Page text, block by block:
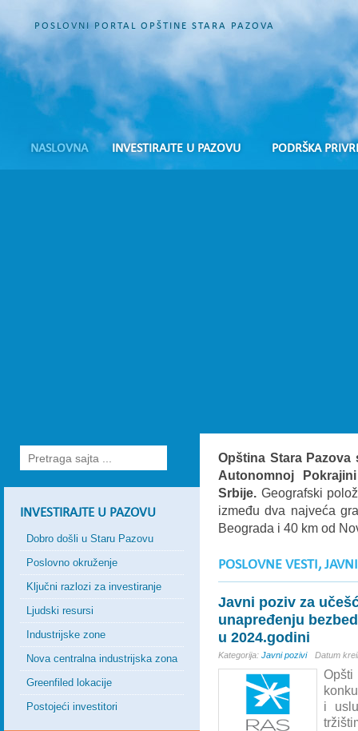
POSLOVNI PORTAL OPŠTINE STARA PAZOVA
NASLOVNA INVESTIRAJTE U PAZOVU PODRŠKA
INVESTIRAJTE U PAZOVU
Dobro došli u Staru Pazovu
Poslovno okruženje
Ključni razlozi za investiranje
Ljudski resursi
Industrijske zone
Nova centralna industrijska zona
Greenfiled lokacije
Postojeći investitori
Opština Stara
Autonomnoj
Srbije. Geografski
između dva najveća
Beograda i 40 km od
POSLOVNE VESTI,
Javni poziv za
unapređenju
u 2024.godini
Kategorija: Javni pozivi Datum
i